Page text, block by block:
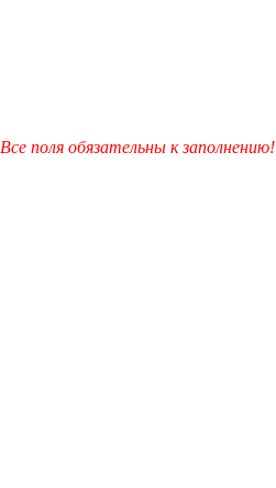
Все поля обязательны к заполнению!